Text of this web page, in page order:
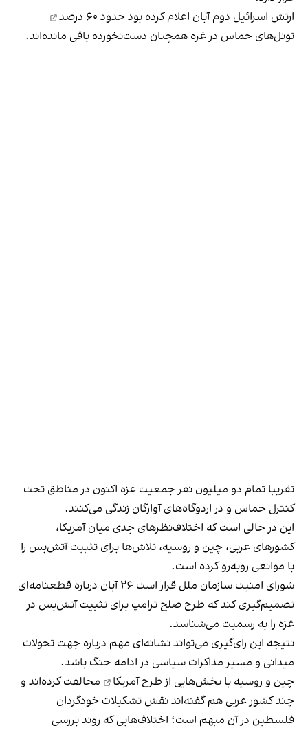
ارتش اسرائیل دوم آبان اعلام کرده بودحدود ۶۰ درصد
تونل‌های حماس در غزه همچنان دست‌نخورده باقی مانده‌اند.
تقریبا تمام دو میلیون نفر جمعیت غزه اکنون در مناطق تحت
کنترل حماس و در اردوگاه‌های آوارگان زندگی می‌کنند.
این در حالی است که اختلاف‌نظرهای جدی میان آمریکا،
کشورهای عربی، چین و روسیه، تلاش‌ها برای تثبیت آتش‌بس را
با موانعی روبه‌رو کرده است.
شورای امنیت سازمان ملل قرار است ۲۶ آبان درباره قطعنامه‌ای
تصمیم‌گیری کند که طرح صلح ترامپ برای تثبیت آتش‌بس در
غزه را به رسمیت می‌شناسد.
نتیجه این رای‌گیری می‌تواند نشانه‌ای مهم درباره جهت تحولات
میدانی و مسیر مذاکرات سیاسی در ادامه جنگ باشد.
چین و روسیه با بخش‌هایی ازطرح آمریکا
مخالفت کرده‌اند و
چند کشور عربی هم گفته‌اند نقش تشکیلات خودگردان
فلسطین در آن مبهم است؛ اختلاف‌هایی که روند بررسی